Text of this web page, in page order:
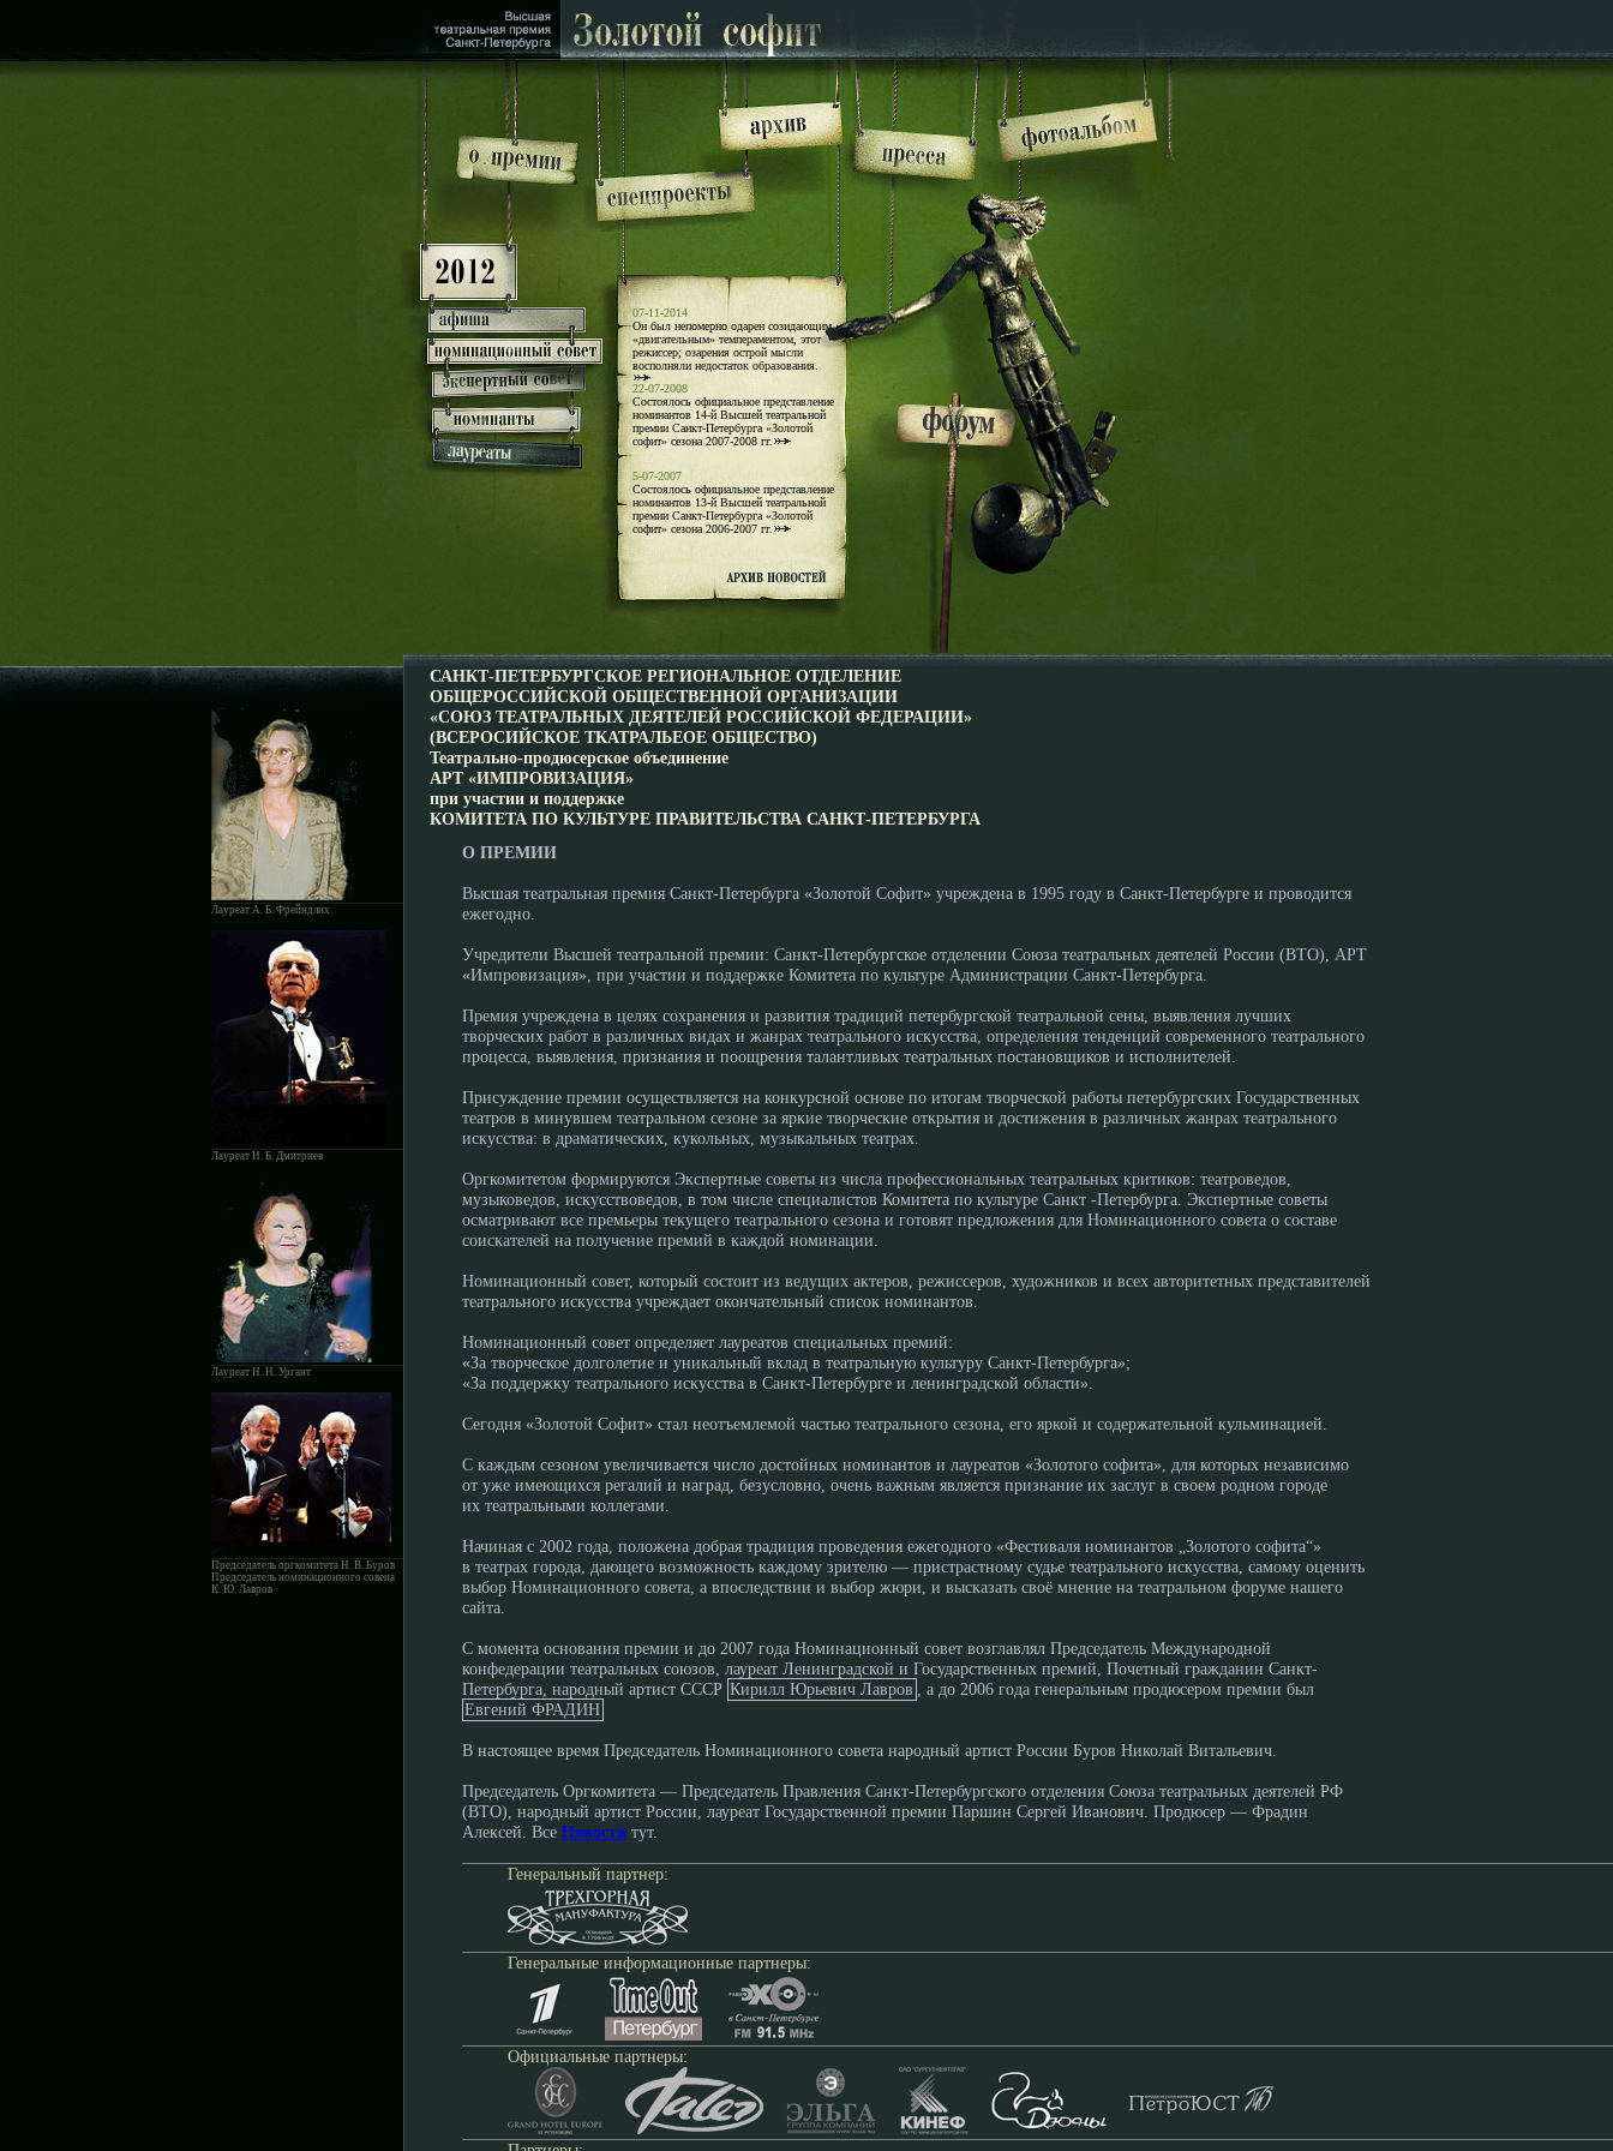
07-11-2014
Он был непомерно одарен созидающим,
«двигательным» темпераментом, этот
режиссер; озарения острой мысли
восполняли недостаток образования.
22-07-2008
Состоялось официальное представление
номинантов 14-й Высшей театральной
премии Санкт-Петербурга «Золотой
софит» сезона 2007-2008 гг.
5-07-2007
Состоялось официальное представление
номинантов 13-й Высшей театральной
премии Санкт-Петербурга «Золотой
софит» сезона 2006-2007 гг.
Лауреат А. Б. Фрейндлих
Лауреат И. Б. Дмитриев
Лауреат Н. Н. Ургант
Председатель оргкомитета Н. В. Буров
Председатель номинационного совеиа
К. Ю. Лавров
САНКТ-ПЕТЕРБУРГСКОЕ РЕГИОНАЛЬНОЕ ОТДЕЛЕНИЕ
ОБЩЕРОССИЙСКОЙ ОБЩЕСТВЕННОЙ ОРГАНИЗАЦИИ
«СОЮЗ ТЕАТРАЛЬНЫХ ДЕЯТЕЛЕЙ РОССИЙСКОЙ ФЕДЕРАЦИИ»
(ВСЕРОСИЙСКОЕ ТКАТРАЛЬЕОЕ ОБЩЕСТВО)
Театрально-продюсерское объединение
АРТ «ИМПРОВИЗАЦИЯ»
при участии и поддержке
КОМИТЕТА ПО КУЛЬТУРЕ ПРАВИТЕЛЬСТВА САНКТ-ПЕТЕРБУРГА
О ПРЕМИИ
Высшая театральная премия Санкт-Петербурга «Золотой Софит» учреждена в 1995 году в Санкт-Петербурге и проводится
ежегодно.
Учредители Высшей театральной премии: Санкт-Петербургское отделении Союза театральных деятелей России (ВТО), АРТ
«Импровизация», при участии и поддержке Комитета по культуре Администрации Санкт-Петербурга.
Премия учреждена в целях сохранения и развития традиций петербургской театральной сены, выявления лучших
творческих работ в различных видах и жанрах театрального искусства, определения тенденций современного театрального
процесса, выявления, признания и поощрения талантливых театральных постановщиков и исполнителей.
Присуждение премии осуществляется на конкурсной основе по итогам творческой работы петербургских Государственных
театров в минувшем театральном сезоне за яркие творческие открытия и достижения в различных жанрах театрального
искусства: в драматических, кукольных, музыкальных театрах.
Оргкомитетом формируются Экспертные советы из числа профессиональных театральных критиков: театроведов,
музыковедов, искусствоведов, в том числе специалистов Комитета по культуре Санкт -Петербурга. Экспертные советы
осматривают все премьеры текущего театрального сезона и готовят предложения для Номинационного совета о составе
соискателей на получение премий в каждой номинации.
Номинационный совет, который состоит из ведущих актеров, режиссеров, художников и всех авторитетных представителей
театрального искусства учреждает окончательный список номинантов.
Номинационный совет определяет лауреатов специальных премий:
«За творческое долголетие и уникальный вклад в театральную культуру Санкт-Петербурга»;
«За поддержку театрального искусства в Санкт-Петербурге и ленинградской области».
Сегодня «Золотой Софит» стал неотъемлемой частью театрального сезона, его яркой и содержательной кульминацией.
С каждым сезоном увеличивается число достойных номинантов и лауреатов «Золотого софита», для которых независимо
от уже имеющихся регалий и наград, безусловно, очень важным является признание их заслуг в своем родном городе
их театральными коллегами.
Начиная с 2002 года, положена добрая традиция проведения ежегодного «Фестиваля номинантов „Золотого софита“»
в театрах города, дающего возможность каждому зрителю — пристрастному судье театрального искусства, самому оценить
выбор Номинационного совета, а впоследствии и выбор жюри, и высказать своё мнение на театральном форуме нашего
сайта.
С момента основания премии и до 2007 года Номинационный совет возглавлял Председатель Международной
конфедерации театральных союзов, лауреат Ленинградской и Государственных премий, Почетный гражданин Санкт-
Петербурга, народный артист СССР Кирилл Юрьевич Лавров
, а до 2006 года генеральным продюсером премии был
Евгений ФРАДИН
В настоящее время Председатель Номинационного совета народный артист России Буров Николай Витальевич.
Председатель Оргкомитета — Председатель Правления Санкт-Петербургского отделения Союза театральных деятелей РФ
(ВТО), народный артист России, лауреат Государственной премии Паршин Сергей Иванович. Продюсер — Фрадин
Алексей. Все Новости тут.
Генеральный партнер:
Генеральные информационные партнеры:
Официальные партнеры: